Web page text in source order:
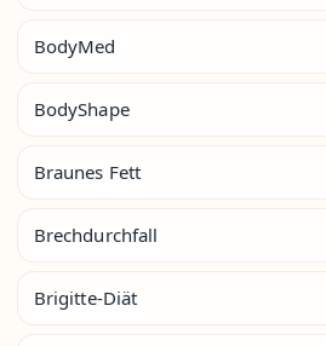
BodyMed
BodyShape
Braunes Fett
Brechdurchfall
Brigitte-Diät